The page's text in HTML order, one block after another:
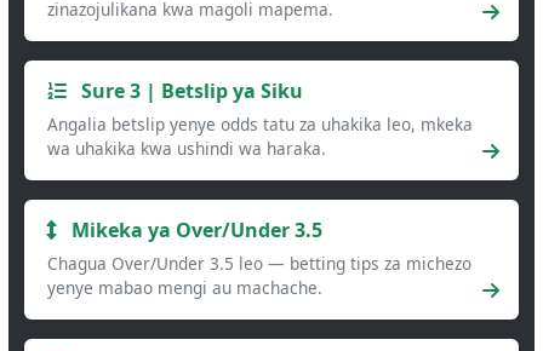
zinazojulikana kwa magoli mapema.
Sure 3 | Betslip ya Siku
Angalia betslip yenye odds tatu za uhakika leo, mkeka
wa uhakika kwa ushindi wa haraka.
Mikeka ya Over/Under 3.5
Chagua Over/Under 3.5 leo — betting tips za michezo
yenye mabao mengi au machache.